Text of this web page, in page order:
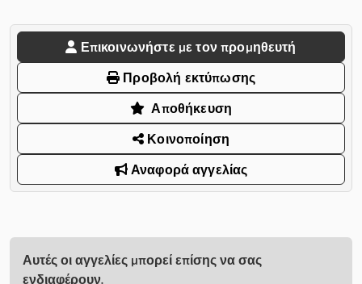
Επικοινωνήστε με τον προμηθευτή
Προβολή εκτύπωσης
Αποθήκευση
Κοινοποίηση
Αναφορά αγγελίας
Αυτές οι αγγελίες μπορεί επίσης να σας
ενδιαφέρουν.